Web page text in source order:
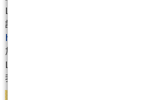
LINE ID: @good58899
請透過以下連結將我們加入好友
https://lin.ee/TiGX9qQ
加入好友後請留言+99，並留下您
Line ID！
我們會將這份寶貴的資料送給大家！